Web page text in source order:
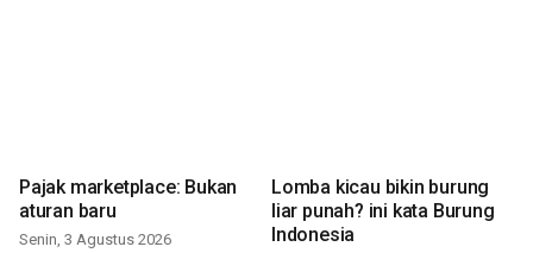
Pajak marketplace: Bukan
aturan baru
Senin, 3 Agustus 2026
Lomba kicau bikin burung
liar punah? ini kata Burung
Indonesia